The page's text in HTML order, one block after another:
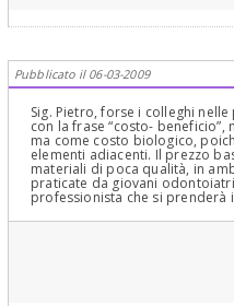
Pubblicato il 06-03-2009
Sig. Pietro, forse i colleghi
con la frase “costo-
ma come costo biologico,
elementi adiacenti. Il prezzo
materiali di poca qualità, in
praticate da giovani
professionista che si prenderà